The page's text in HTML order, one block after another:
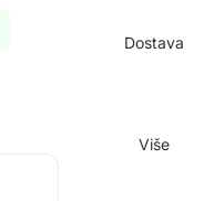
Dostava
Više